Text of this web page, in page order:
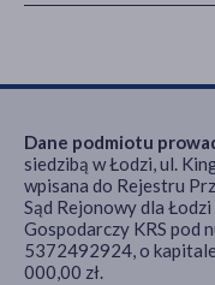
Dane podmiotu
siedzibą w Łodzi, ul.
wpisana do Rejestru
Sąd Rejonowy dla
Gospodarczy KRS pod
5372492924, o
000,00 zł.